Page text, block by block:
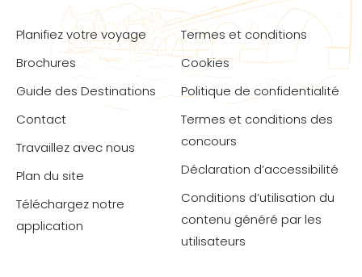
Planifiez votre voyage
Brochures
Guide des Destinations
Contact
Travaillez avec nous
Plan du site
Téléchargez notre
application
Termes et conditions
Cookies
Politique de confidentialité
Termes et conditions des
concours
Déclaration d’accessibilité
Conditions d’utilisation du
contenu généré par les
utilisateurs